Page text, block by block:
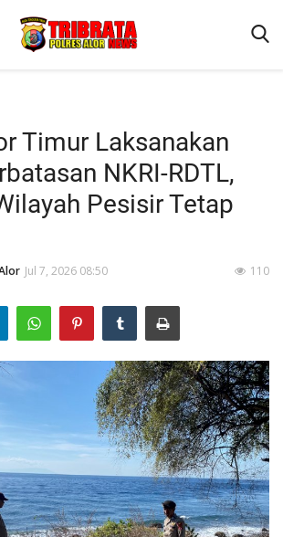
Timur Laksanakan
NKRI-RDTL,
Pesisir Tetap
Jul 7, 2026 08:50 110